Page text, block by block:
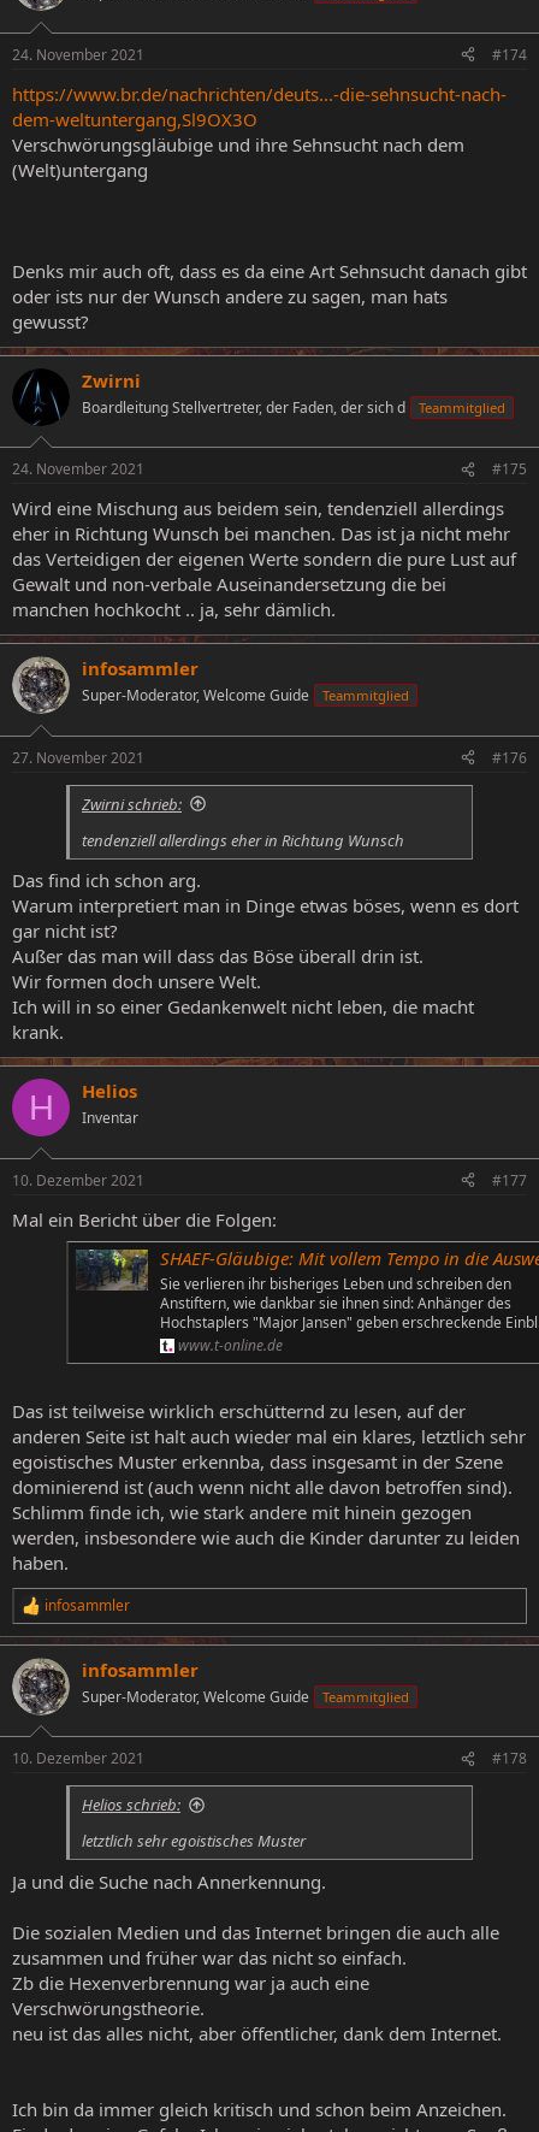
i
e
:
24. November 2021 #174
https://www.br.de/nachrichten/deuts...-die-sehnsucht-nach-
dem-weltuntergang,Sl9OX3O
Verschwörungsgläubige und ihre Sehnsucht nach dem
(Welt)untergang
Denks mir auch oft, dass es da eine Art Sehnsucht danach gibt
oder ists nur der Wunsch andere zu sagen, man hats
gewusst?
Zwirni
Boardleitung Stellvertreter, der Faden, der sich d Teammitglied
24. November 2021 #175
Wird eine Mischung aus beidem sein, tendenziell allerdings
eher in Richtung Wunsch bei manchen. Das ist ja nicht mehr
das Verteidigen der eigenen Werte sondern die pure Lust auf
Gewalt und non-verbale Auseinandersetzung die bei
manchen hochkocht .. ja, sehr dämlich.
infosammler
Super-Moderator, Welcome Guide Teammitglied
27. November 2021 #176
Zwirni schrieb:
tendenziell allerdings eher in Richtung Wunsch
Das find ich schon arg.
Warum interpretiert man in Dinge etwas böses, wenn es dort
gar nicht ist?
Außer das man will dass das Böse überall drin ist.
Wir formen doch unsere Welt.
Ich will in so einer Gedankenwelt nicht leben, die macht
krank.
H Helios
Inventar
10. Dezember 2021 #177
Mal ein Bericht über die Folgen:
SHAEF-Gläubige: Mit vollem Tempo in die
Sie verlieren ihr bisheriges Leben und schreiben den
Anstiftern, wie dankbar sie ihnen sind: Anhänger des
Hochstaplers "Major Jansen" geben erschreckende
www.t-online.de
Das ist teilweise wirklich erschütternd zu lesen, auf der
anderen Seite ist halt auch wieder mal ein klares, letztlich sehr
egoistisches Muster erkennba, dass insgesamt in der Szene
dominierend ist (auch wenn nicht alle davon betroffen sind).
Schlimm finde ich, wie stark andere mit hinein gezogen
werden, insbesondere wie auch die Kinder darunter zu leiden
haben.
R
e
a
k
t
i
n
e
infosammler
infosammler
Super-Moderator, Welcome Guide Teammitglied
10. Dezember 2021 #178
Helios schrieb:
letztlich sehr egoistisches Muster
Ja und die Suche nach Annerkennung.
Die sozialen Medien und das Internet bringen die auch alle
zusammen und früher war das nicht so einfach.
Zb die Hexenverbrennung war ja auch eine
Verschwörungstheorie.
neu ist das alles nicht, aber öffentlicher, dank dem Internet.
Ich bin da immer gleich kritisch und schon beim Anzeichen.